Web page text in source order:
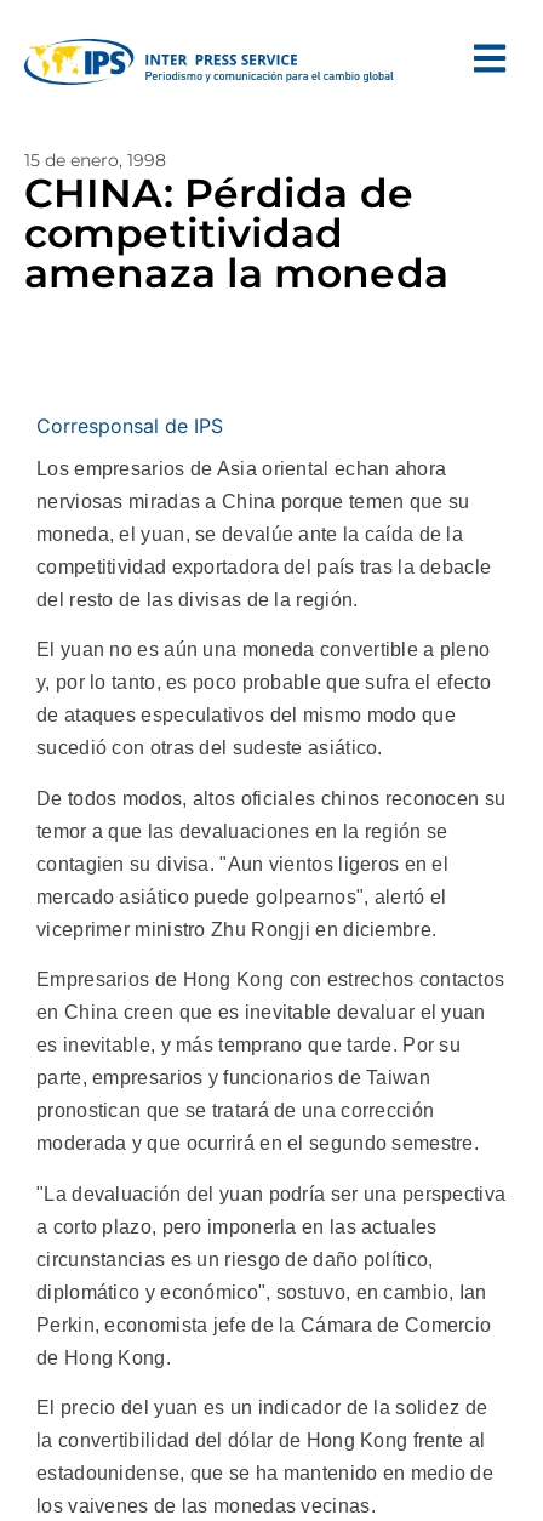
15 de enero, 1998
CHINA: Pérdida de
competitividad
amenaza la moneda
Corresponsal de IPS
Los empresarios de Asia oriental echan ahora
nerviosas miradas a China porque temen que su
moneda, el yuan, se devalúe ante la caída de la
competitividad exportadora del país tras la debacle
del resto de las divisas de la región.
El yuan no es aún una moneda convertible a pleno
y, por lo tanto, es poco probable que sufra el efecto
de ataques especulativos del mismo modo que
sucedió con otras del sudeste asiático.
De todos modos, altos oficiales chinos reconocen su
temor a que las devaluaciones en la región se
contagien su divisa. "Aun vientos ligeros en el
mercado asiático puede golpearnos", alertó el
viceprimer ministro Zhu Rongji en diciembre.
Empresarios de Hong Kong con estrechos contactos
en China creen que es inevitable devaluar el yuan
es inevitable, y más temprano que tarde. Por su
parte, empresarios y funcionarios de Taiwan
pronostican que se tratará de una corrección
moderada y que ocurrirá en el segundo semestre.
"La devaluación del yuan podría ser una perspectiva
a corto plazo, pero imponerla en las actuales
circunstancias es un riesgo de daño político,
diplomático y económico", sostuvo, en cambio, Ian
Perkin, economista jefe de la Cámara de Comercio
de Hong Kong.
El precio del yuan es un indicador de la solidez de
la convertibilidad del dólar de Hong Kong frente al
estadounidense, que se ha mantenido en medio de
los vaivenes de las monedas vecinas.